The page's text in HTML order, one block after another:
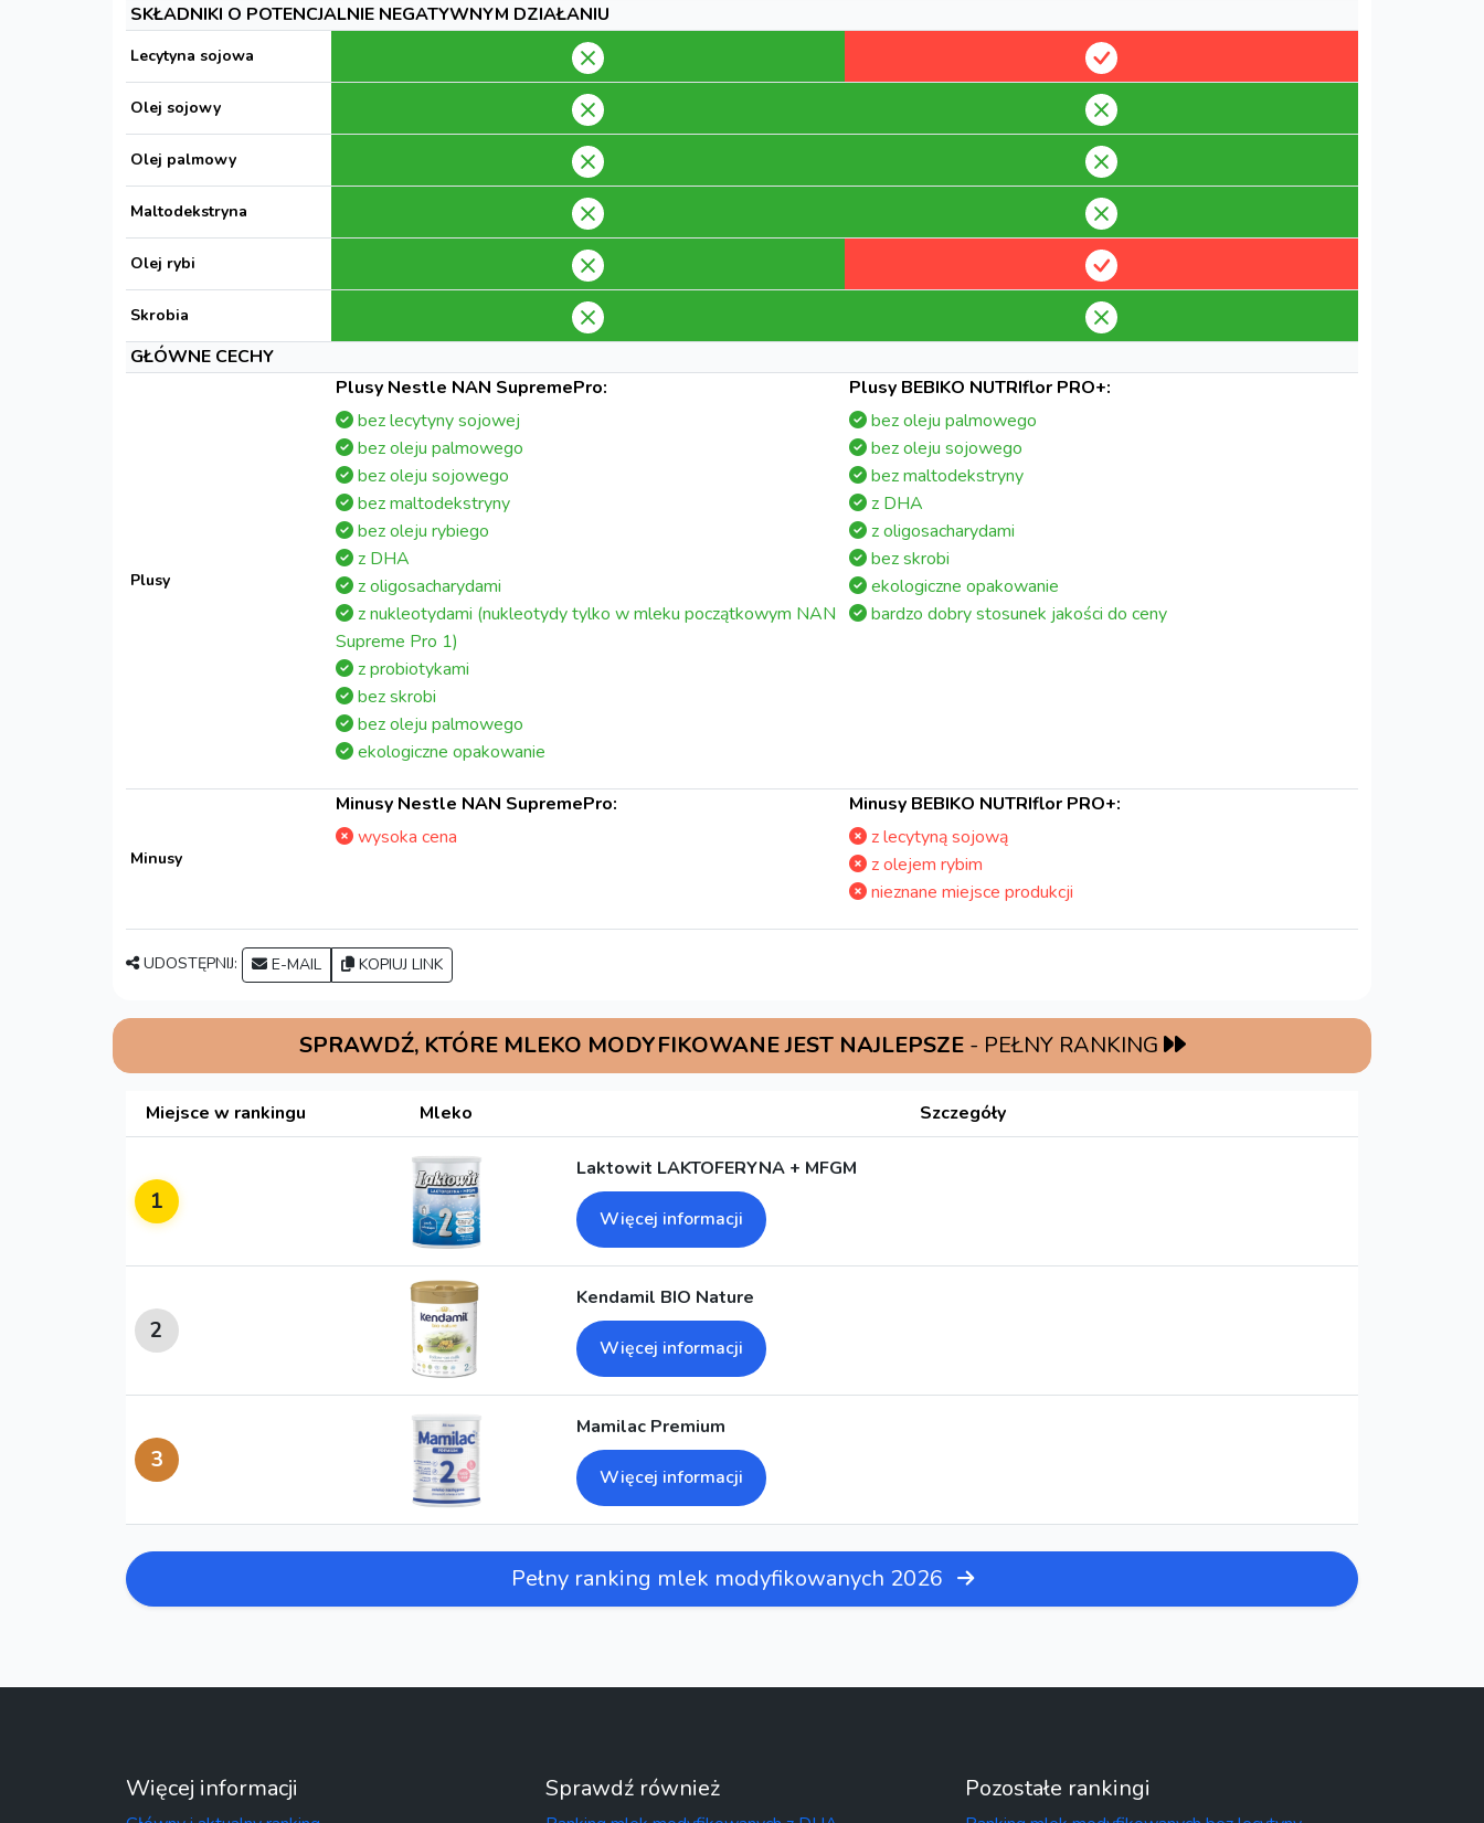
SKŁADNIKI O POTENCJALNIE NEGATYWNYM DZIAŁANIU
Lecytyna sojowa
Olej sojowy
Olej palmowy
Maltodekstryna
Olej rybi
Skrobia
GŁÓWNE CECHY
Plusy
Plusy Nestle NAN SupremePro:
bez lecytyny sojowej
bez oleju palmowego
bez oleju sojowego
bez maltodekstryny
bez oleju rybiego
z DHA
z oligosacharydami
z nukleotydami (nukleotydy tylko w mleku początkowym NAN
Supreme Pro 1)
z probiotykami
bez skrobi
bez oleju palmowego
ekologiczne opakowanie
Plusy BEBIKO NUTRIflor PRO+:
bez oleju palmowego
bez oleju sojowego
bez maltodekstryny
z DHA
z oligosacharydami
bez skrobi
ekologiczne opakowanie
bardzo dobry stosunek jakości do ceny
Minusy
Minusy Nestle NAN SupremePro:
wysoka cena
Minusy BEBIKO NUTRIflor PRO+:
z lecytyną sojową
z olejem rybim
nieznane miejsce produkcji
UDOSTĘPNIJ: E-MAIL KOPIUJ LINK
SPRAWDŹ, KTÓRE MLEKO MODYFIKOWANE JEST NAJLEPSZE- PEŁNY RANKING
Miejsce w rankingu Mleko Szczegóły
1
Laktowit LAKTOFERYNA + MFGM
Więcej informacji
2
Kendamil BIO Nature
Więcej informacji
3
Mamilac Premium
Więcej informacji
Pełny ranking mlek modyfikowanych 2026
Więcej informacji Sprawdź również Pozostałe rankingi